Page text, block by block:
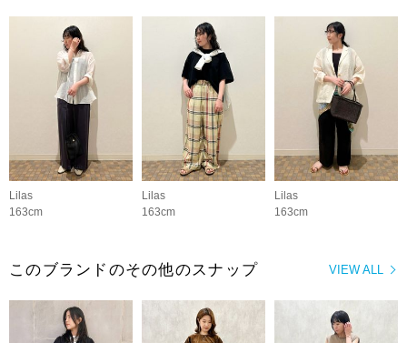
Lilas
163cm
Lilas
163cm
Lilas
163cm
VIEW ALL
このブランドのその他のスナップ